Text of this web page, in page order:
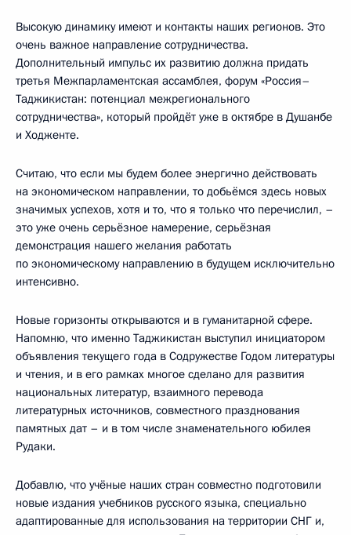
Высокую динамику имеют и контакты наших регионов. Это
очень важное направление сотрудничества.
Дополнительный импульс их развитию должна придать
третья Межпарламентская ассамблея, форум «Россия–
Таджикистан: потенциал межрегионального
сотрудничества», который пройдёт уже в октябре в Душанбе
и Ходженте.
Считаю, что если мы будем более энергично действовать
на экономическом направлении, то добьёмся здесь новых
значимых успехов, хотя и то, что я только что перечислил, –
это уже очень серьёзное намерение, серьёзная
демонстрация нашего желания работать
по экономическому направлению в будущем исключительно
интенсивно.
Новые горизонты открываются и в гуманитарной сфере.
Напомню, что именно Таджикистан выступил инициатором
объявления текущего года в Содружестве Годом литературы
и чтения, и в его рамках многое сделано для развития
национальных литератур, взаимного перевода
литературных источников, совместного празднования
памятных дат – и в том числе знаменательного юбилея
Рудаки.
Добавлю, что учёные наших стран совместно подготовили
новые издания учебников русского языка, специально
адаптированные для использования на территории СНГ и,